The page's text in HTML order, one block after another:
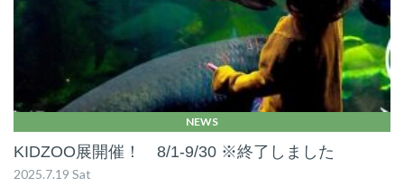
NEWS
KIDZOO展開催！ 8/1-9/30 ※終了しました
2025.7.19 Sat